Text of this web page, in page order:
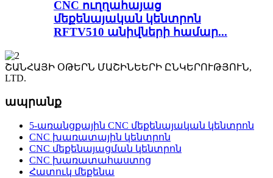
CNC ուղղահայաց
մեքենայական կենտրոն
RFTV510 անիվների համար...
ՇԱՆՀԱՅԻ ՕԹԵՐՆ ՄԱՇԻՆԵԵՐԻ ԸՆԿԵՐՈՒԹՅՈՒՆ,
LTD.
ապրանք
5-առանցքային CNC մեքենայական կենտրոն
CNC խառատային կենտրոն
CNC մեքենայացման կենտրոն
CNC խառատահաստոց
Հատուկ մեքենա